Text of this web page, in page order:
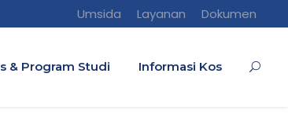
Umsida Layanan Dokumen
& Program Studi Informasi Kos